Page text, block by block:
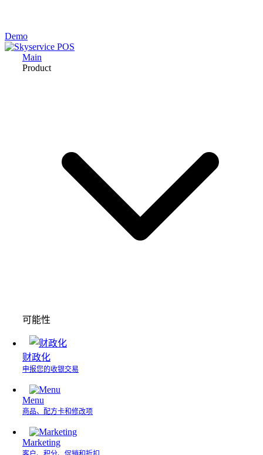
Demo
Main
Product
可能性
财政化
申报您的收银交易
Menu
商品、配方卡和修改项
Marketing